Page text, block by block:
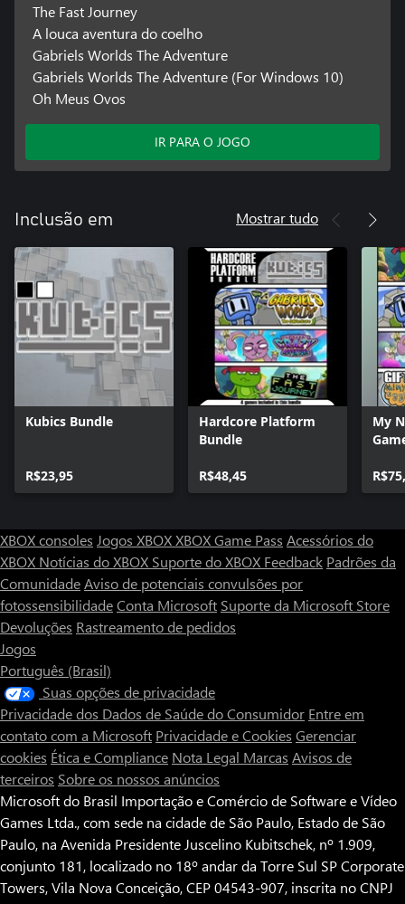
The Fast Journey
A louca aventura do coelho
Gabriels Worlds The Adventure
Gabriels Worlds The Adventure (For Windows 10)
Oh Meus Ovos
IR PARA O JOGO
Inclusão em Mostrar tudo
Kubics Bundle
R$23,95
Hardcore Platform
Bundle
R$48,45
My
XBOX consoles Jogos XBOXXBOX Game Pass Acessórios do
XBOX Notícias do XBOX Suporte do XBOX Feedback Padrões da
ComunidadeAviso de potenciais convulsões por
fotossensibilidadeConta Microsoft Suporte da Microsoft Store
Devoluções Rastreamento de pedidos
Jogos
Português (Brasil)
Suas opções de privacidade
Privacidade dos Dados de Saúde do Consumidor Entre em
contato com a Microsoft Privacidade e Cookies Gerenciar
cookies Ética e Compliance Nota Legal Marcas Avisos de
terceiros Sobre os nossos anúncios
Microsoft do Brasil Importação e Comércio de Software e Vídeo
Games Ltda., com sede na cidade de São Paulo, Estado de São
Paulo, na Avenida Presidente Juscelino Kubitschek, nº 1.909,
conjunto 181, localizado no 18º andar da Torre Sul SP Corporate
Towers, Vila Nova Conceição, CEP 04543-907, inscrita no CNPJ